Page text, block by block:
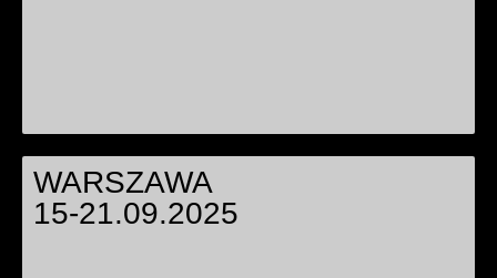
WARSZAWA
WARSZAWA
15-21.09.2025